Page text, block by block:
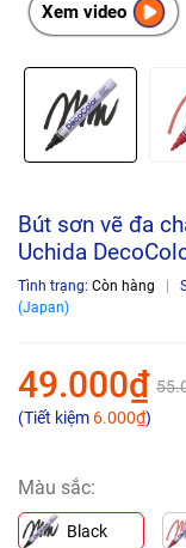
Xem video
Bút sơn vẽ đa
Uchida
Tình trạng: Còn hàng
(Japan)
49.000₫
(Tiết kiệm 6.000₫)
Màu sắc:
Black